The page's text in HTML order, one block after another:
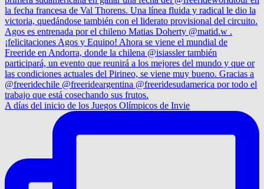
A días del inicio de los Juegos Olímpicos de Invie